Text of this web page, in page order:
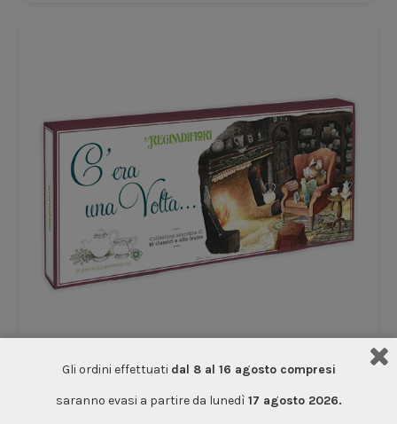
C’era una volta 25 filtri tè
Gli ordini effettuati dal 8 al 16 agosto compresi
saranno evasi a partire da lunedì 17 agosto 2026.